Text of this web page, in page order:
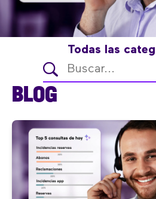
Todas las
BLOG